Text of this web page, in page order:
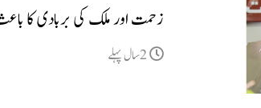
زحمت اور ملک کی بربادی کا